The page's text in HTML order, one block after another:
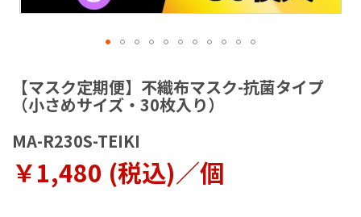
【マスク定期便】不織布マスク-抗菌タイプ
（小さめサイズ・30枚入り）
MA-R230S-TEIKI
￥1,480 (税込)／個
メ
ー
ジ
ャ
リ